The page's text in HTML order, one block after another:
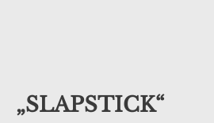
„SLAPSTICK“